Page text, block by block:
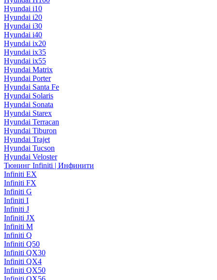
Hyundai i10
Hyundai i20
Hyundai i30
Hyundai i40
Hyundai ix20
Hyundai ix35
Hyundai ix55
Hyundai Matrix
Hyundai Porter
Hyundai Santa Fe
Hyundai Solaris
Hyundai Sonata
Hyundai Starex
Hyundai Terracan
Hyundai Tiburon
Hyundai Trajet
Hyundai Tucson
Hyundai Veloster
Тюнинг Infiniti | Инфинити
Infiniti EX
Infiniti FX
Infiniti G
Infiniti I
Infiniti J
Infiniti JX
Infiniti M
Infiniti Q
Infiniti Q50
Infiniti QX30
Infiniti QX4
Infiniti QX50